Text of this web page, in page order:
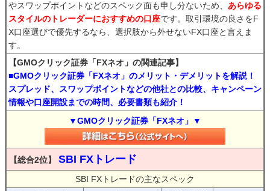
やスワップポイントなどのスペック面も申し分ないため、 あらゆる
スタイルのトレーダーにおすすめの口座です。取引環境の良さをF
X口座選びで優先するなら、選択肢から外せないFX口座と言えま
す。
【GMOクリック証券「FXネオ」の関連記事】
■GMOクリック証券「FXネオ」のメリット・デメリットを解説！
スプレッド、スワップポイントなどの他社との比較、キャンペーン
情報や口座開設までの時間、必要書類も紹介！
▼GMOクリック証券「FXネオ」▼
【総合2位】 SBI FXトレード
SBI FXトレードの主なスペック